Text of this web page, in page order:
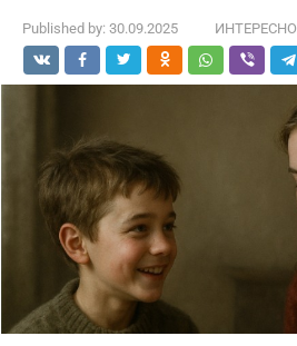
Published by: 30.09.2025 ИНТЕРЕСНО